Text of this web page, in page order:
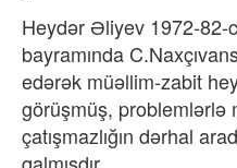
Heydər Əliyev 1972-82-
bayramında
edərək müəllim-zabit
görüşmüş, problemlərlə
çatışmazlığın dərhal